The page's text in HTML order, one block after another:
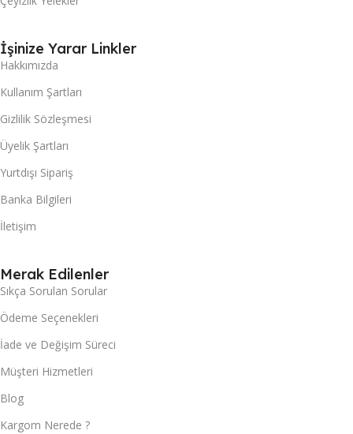
İşinize Yarar Linkler
Hakkımızda
Kullanım Şartları
Gizlilik Sözleşmesi
Üyelik Şartları
Yurtdışı Sipariş
Banka Bilgileri
İletişim
Merak Edilenler
Sıkça Sorulan Sorular
Ödeme Seçenekleri
İade ve Değişim Süreci
Müşteri Hizmetleri
Blog
Kargom Nerede ?